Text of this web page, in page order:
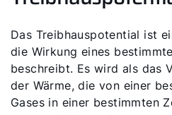
Das Treibhauspotential ist
die Wirkung eines
beschreibt. Es wird als das
der Wärme, die von einer
Gases in einer bestimmten